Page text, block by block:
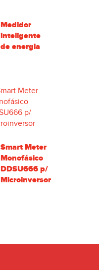
Medidor
inteligente
de energia
Smart Meter
Monofásico
DDSU666 p/
Microinversor